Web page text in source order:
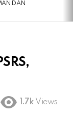
DAN
1.7k Views